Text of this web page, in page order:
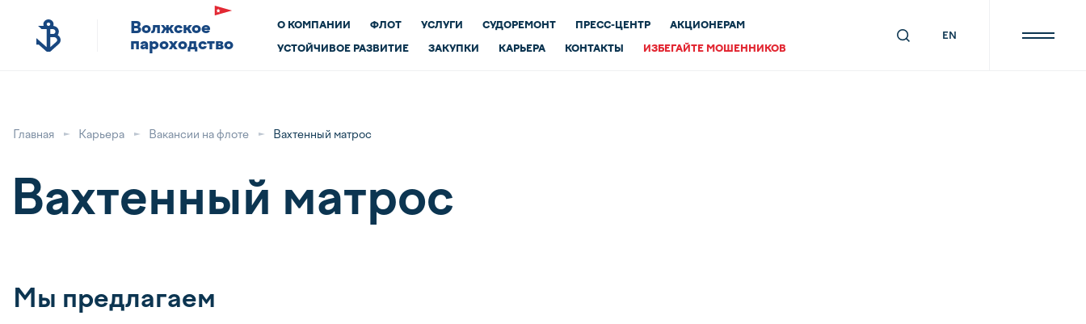
Волжское
пароходство
О КОМПАНИИ ФЛОТ УСЛУГИ СУДОРЕМОНТ ПРЕСС-ЦЕНТР АКЦИОНЕРАМ
УСТОЙЧИВОЕ РАЗВИТИЕ ЗАКУПКИ КАРЬЕРА КОНТАКТЫ ИЗБЕГАЙТЕ МОШЕННИКОВ
EN
Главная Карьера Вакансии на флоте Вахтенный матрос
Вахтенный матрос
Мы предлагаем